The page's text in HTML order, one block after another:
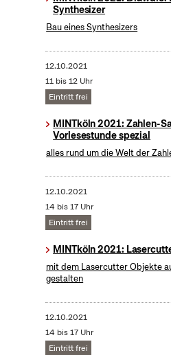
Synthesizer
Bau eines Synthesizers
12.10.2021
11 bis 12 Uhr
Eintritt frei
MINTköln 2021: Zahlen-
Vorlesestunde spezial
alles rund um die Welt der
12.10.2021
14 bis 17 Uhr
Eintritt frei
MINTköln 2021:
mit dem Lasercutter Objekte
gestalten
12.10.2021
14 bis 17 Uhr
Eintritt frei